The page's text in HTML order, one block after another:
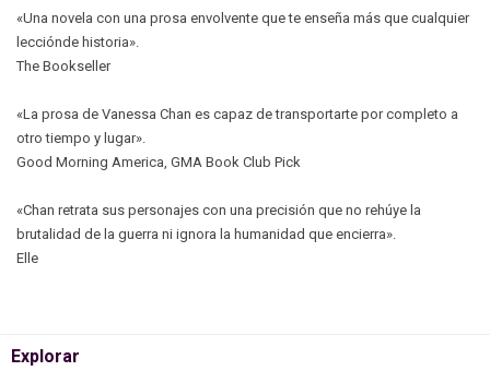
«Una novela con una prosa envolvente que te enseña más que cualquier
lecciónde historia».
The Bookseller
«La prosa de Vanessa Chan es capaz de transportarte por completo a
otro tiempo y lugar».
Good Morning America, GMA Book Club Pick
«Chan retrata sus personajes con una precisión que no rehúye la
brutalidad de la guerra ni ignora la humanidad que encierra».
Elle
Explorar